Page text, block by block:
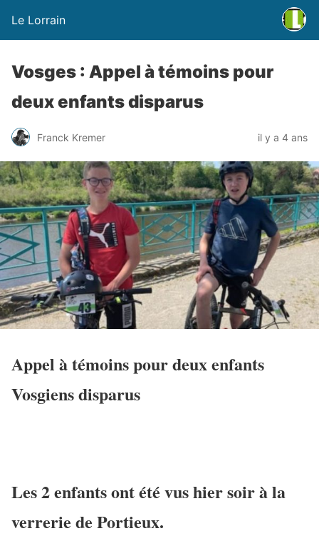
Le Lorrain
Vosges : Appel à témoins pour
deux enfants disparus
Franck Kremer il y a 4 ans
Appel à témoins pour deux enfants
Vosgiens disparus
Les 2 enfants ont été vus hier soir à la
verrerie de Portieux.